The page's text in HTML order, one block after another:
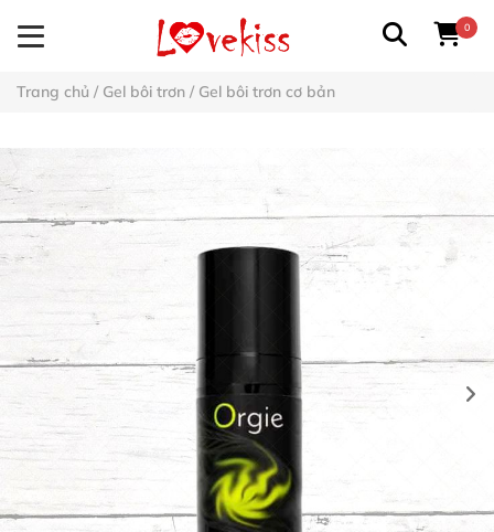
0
Trang chủ / Gel bôi trơn / Gel bôi trơn cơ bản